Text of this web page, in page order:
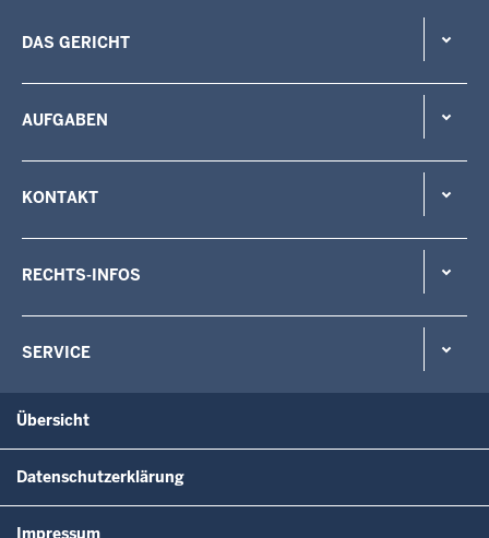
DAS GERICHT
AUFGABEN
KONTAKT
RECHTS-INFOS
SERVICE
Übersicht
Datenschutzerklärung
Impressum